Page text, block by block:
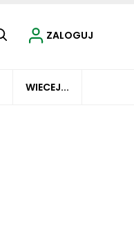
WIECEJ...
ZALOGUJ